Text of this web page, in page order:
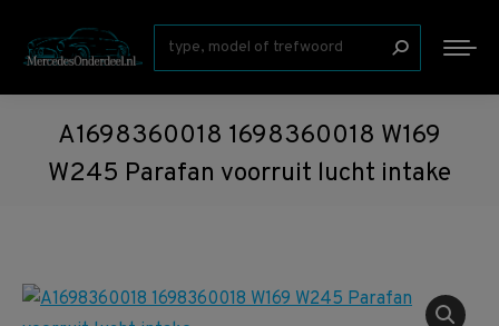
Zoeken:
A1698360018 1698360018 W169
W245 Parafan voorruit lucht intake